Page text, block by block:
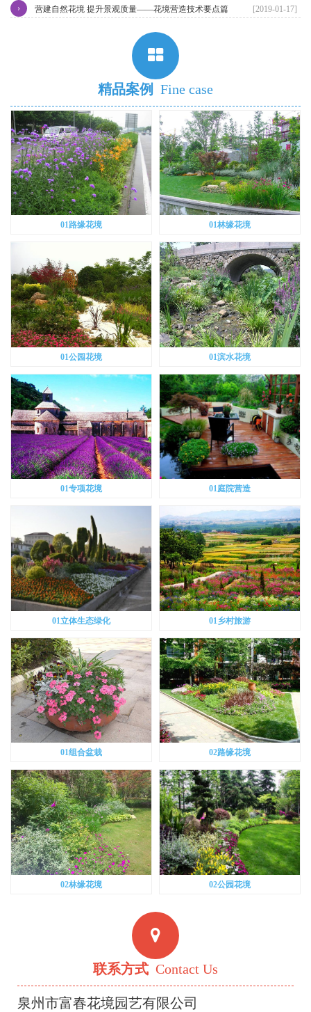
[2019-01-17]
营建自然花境 提升景观质量——花境营造技术要点篇
›
精品案例 Fine case
01路缘花境 01林缘花境
01公园花境 01滨水花境
01专项花境 01庭院营造
01立体生态绿化 01乡村旅游
01组合盆栽 02路缘花境
02林缘花境 02公园花境
联系方式 Contact Us
泉州市富春花境园艺有限公司